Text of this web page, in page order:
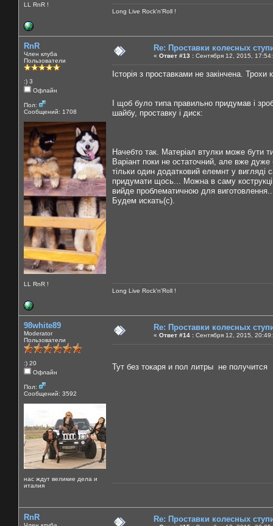
LL RnR !
Long Live Rock'n'Roll !
RnR
Член клуба
Пользователи
:) 3
Офлайн
Пол:
Сообщений: 1708
LL RnR !
Re: Проставки колесных
« Ответ #13 : Сентября 12, 2015,
Історія з проставками не закінчена.
І щоб було типа правильно придумав і
шайбу, проставку і диск:
Начебто так. Матеріал втулки може бути
Варіант поки не остаточний, але вже
тільки один додатковий елемнт у
придумати щось... Можна в саму
вийде проблематичною для
Будем искать(с).
Long Live Rock'n'Roll !
98white89
Moderator
Пользователи
:) 20
Офлайн
Пол:
Сообщений: 3592
нас ждут великие дела и
италия
Re: Проставки колесных
« Ответ #14 : Сентября 12, 2015,
Тут без токаря и пол литры не получится
RnR Re: Проставки колесных